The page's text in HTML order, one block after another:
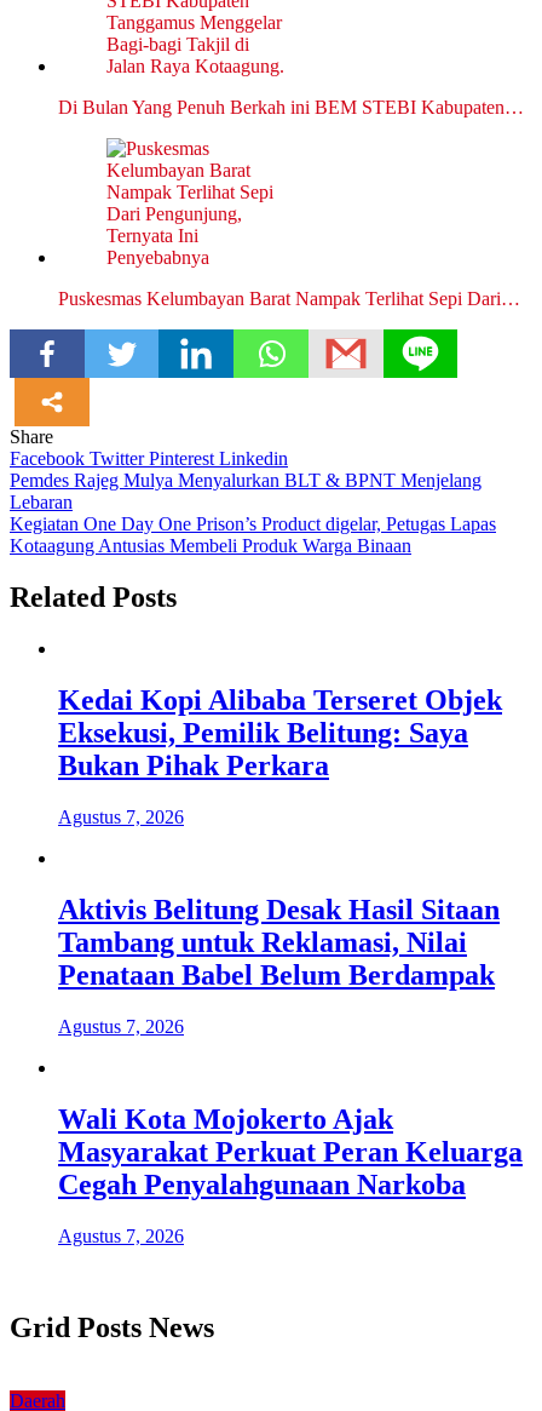
Di Bulan Yang Penuh Berkah ini BEM STEBI Kabupaten…
Puskesmas Kelumbayan Barat Nampak Terlihat Sepi Dari…
Share
Facebook TwitterPinterest Linkedin
Navigasi
pos
Pemdes Rajeg Mulya Menyalurkan BLT & BPNT Menjelang
Lebaran
Kegiatan One Day One Prison’s Product digelar, Petugas Lapas
Kotaagung Antusias Membeli Produk Warga Binaan
Related Posts
Kedai Kopi Alibaba Terseret Objek
Eksekusi, Pemilik Belitung: Saya
Bukan Pihak Perkara
Agustus 7, 2026
Aktivis Belitung Desak Hasil Sitaan
Tambang untuk Reklamasi, Nilai
Penataan Babel Belum Berdampak
Agustus 7, 2026
Wali Kota Mojokerto Ajak
Masyarakat Perkuat Peran Keluarga
Cegah Penyalahgunaan Narkoba
Agustus 7, 2026
Grid Posts News
Daerah